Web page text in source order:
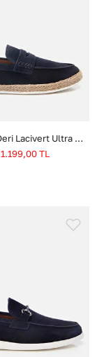
Erkek Süet Deri Lacivert Ultra Hafif Tabanlı Loafer
1.199,00 TL